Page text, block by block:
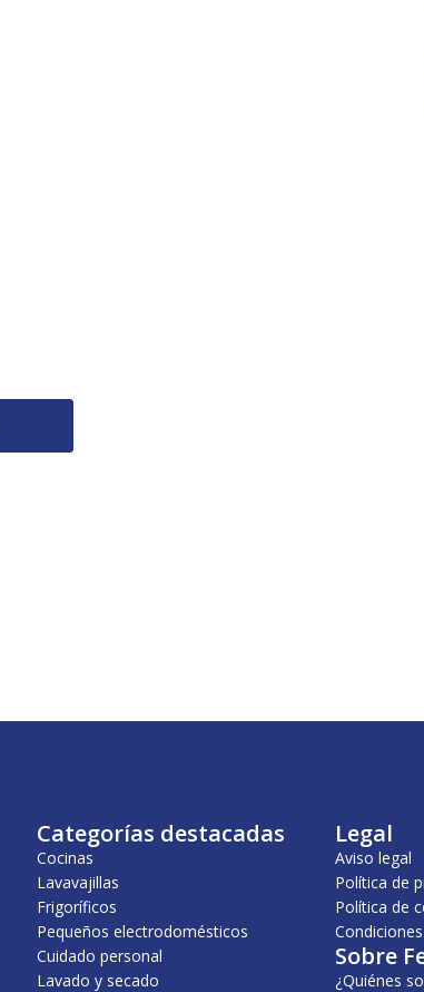
Categorías destacadas
Cocinas
Lavavajillas
Frigoríficos
Pequeños electrodomésticos
Cuidado personal
Lavado y secado
Legal
Aviso legal
Política de
Política de
Sobre
¿Quiénes